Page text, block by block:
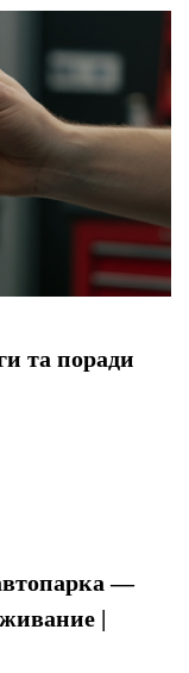
та поради
—
|